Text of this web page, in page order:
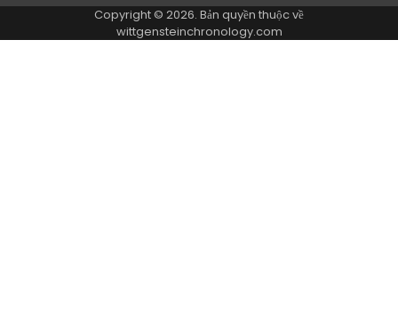
Copyright © 2026. Bản quyền thuộc về
wittgensteinchronology.com